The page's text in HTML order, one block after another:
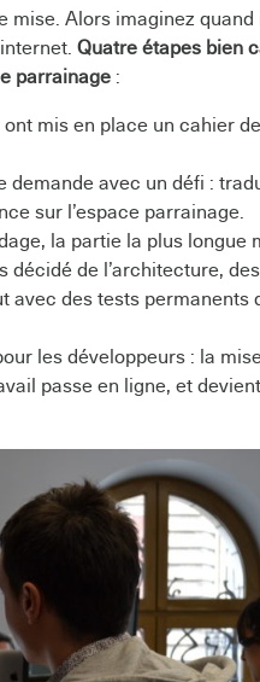
mise. Alors imaginez quand
Quatre étapes bien
parrainage :
ont mis en place un cahier
demande avec un défi :
sur l’espace parrainage.
la partie la plus longue
décidé de l’architecture,
avec des tests permanents
les développeurs : la
passe en ligne, et